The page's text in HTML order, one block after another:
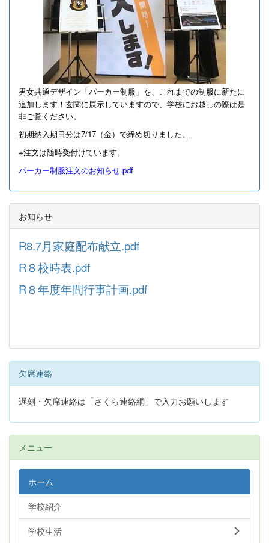
男女共通デザイン「パーカー制服」を、これまでの制服に新たに
追加します！ 玄関に展示していますので、学校にお越しの際は是
非ご覧ください。
初期納入期日分は7/17（金）で締め切りました。
※注文は随時受付けています。
パーカー制服注文のお知らせ.pdf
お知らせ
R8.7月家庭配布献立.pdf
R８校時表.pdf
R８年度年間行事計画.pdf
欠席連絡
遅刻・欠席連絡は「さくら連絡網」で入力お願いします
メニュー
ホーム
学校紹介
学校生活